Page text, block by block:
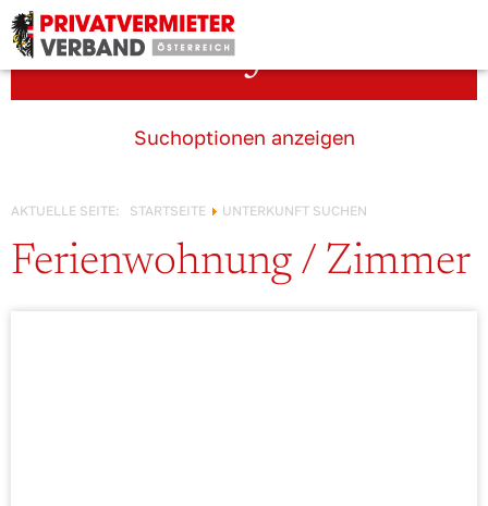
Unterkunft suchen
Suchoptionen anzeigen
AKTUELLE SEITE: STARTSEITE UNTERKUNFT SUCHEN
Ferienwohnung / Zimmer